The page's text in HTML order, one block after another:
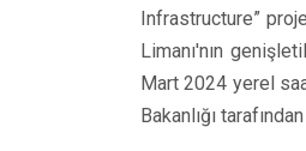
Infrastructure”
Limanı'nın
Mart 2024 yerel
Bakanlığı